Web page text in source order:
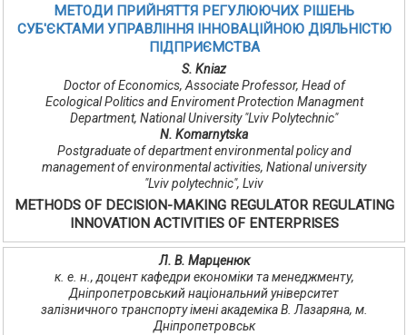
МЕТОДИ ПРИЙНЯТТЯ РЕГУЛЮЮЧИХ РІШЕНЬ
СУБ'ЄКТАМИ УПРАВЛІННЯ ІННОВАЦІЙНОЮ ДІЯЛЬНІСТЮ
ПІДПРИЄМСТВА
S. Kniaz
Doctor of Economics, Associate Professor, Head of
Ecological Politics and Enviroment Protection Managment
Department, National University "Lviv Polytechnic"
N. Komarnytska
Postgraduate of department environmental policy and
management of environmental activities, National university
"Lviv polytechnic", Lviv
METHODS OF DECISION-MAKING REGULATOR REGULATING
INNOVATION ACTIVITIES OF ENTERPRISES
Л. В. Марценюк
к. е. н., доцент кафедри економіки та менеджменту,
Дніпропетровський національний університет
залізничного транспорту імені академіка В. Лазаряна, м.
Дніпропетровськ